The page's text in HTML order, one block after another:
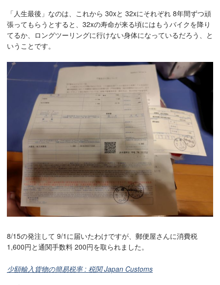
「人生最後」なのは、これから 30xと 32xにそれぞれ 8年間ずつ頑
張ってもらうとすると、32xの寿命が来る頃にはもうバイクを降り
てるか、ロングツーリングに行けない身体になっているだろう、と
いうことです。
8/15の発注して 9/1に届いたわけですが、郵便屋さんに消費税
1,600円と通関手数料 200円を取られました。
少額輸入貨物の簡易税率 : 税関 Japan Customs